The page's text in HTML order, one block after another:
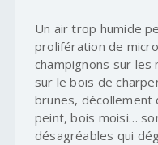
Un air trop humide
prolifération de
champignons sur les
sur le bois de
brunes, décollement
peint, bois moisi…
désagréables qui